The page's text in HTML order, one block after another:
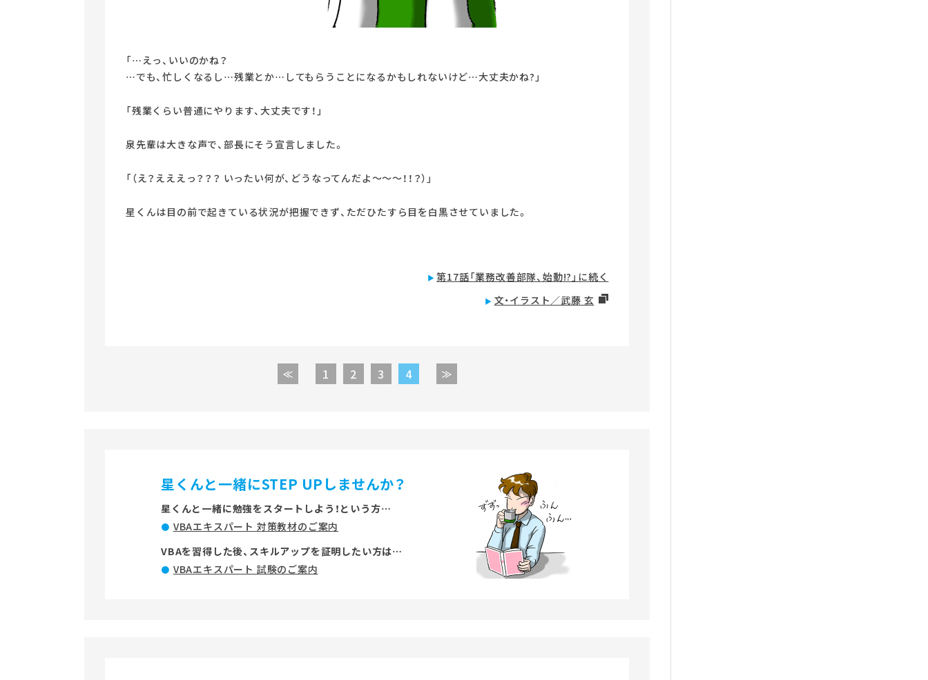
「…えっ、いいのかね？
…でも、忙しくなるし…残業とか…してもらうことになるかもしれないけど…大丈夫かね?」
「残業くらい普通にやります、大丈夫です！」
泉先輩は大きな声で、部長にそう宣言しました。
「（え？えええっ？？？ いったい何が、どうなってんだよ～～～！！？）」
星くんは目の前で起きている状況が把握できず、ただひたすら目を白黒させていました。
第17話「業務改善部隊、始動!?」に続く
文・イラスト／武藤 玄
1 2 3 4
星くんと一緒にSTEP UPしませんか？
星くんと一緒に勉強をスタートしよう！という方…
VBAエキスパート 対策教材のご案内
VBAを習得した後、スキルアップを証明したい方は…
VBAエキスパート 試験のご案内